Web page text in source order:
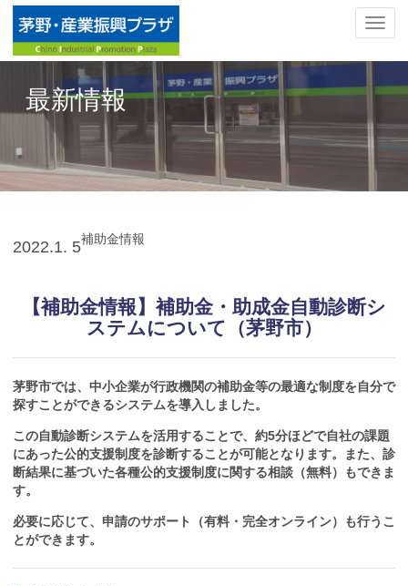
ナ
ビ
ゲ
シ
ン
切
替
最新情報
2022.1. 5補助金情報
【補助金情報】補助金・助成金自動診断シ
ステムについて（茅野市）
茅野市では、中小企業が⾏政機関の補助⾦等の最適な制度を⾃分で
探すことができるシステムを導入しました。
この自動診断システムを活用することで、約5分ほどで自社の課題
にあった公的支援制度を診断することが可能となります。また、診
断結果に基づいた各種公的支援制度に関する相談（無料）もできま
す。
必要に応じて、申請のサポート（有料・完全オンライン）も行うこ
とができます。